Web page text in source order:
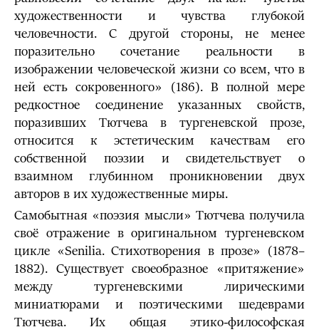
художественности и чувства глубокой
человечности. С другой стороны, не менее
поразительно сочетание реальности в
изображении человеческой жизни со всем, что в
ней есть сокровенного» (186). В полной мере
редкостное соединение указанных свойств,
поразивших Тютчева в тургеневской прозе,
относится к эстетическим качествам его
собственной поэзии и свидетельствует о
взаимном глубинном проникновении двух
авторов в их художественные миры.
Самобытная «поэзия мысли» Тютчева получила
своё отражение в оригинальном тургеневском
цикле «Senilia. Стихотворения в прозе» (1878–
1882). Существует своеобразное «притяжение»
между тургеневскими лирическими
миниатюрами и поэтическими шедеврами
Тютчева. Их общая этико-философская